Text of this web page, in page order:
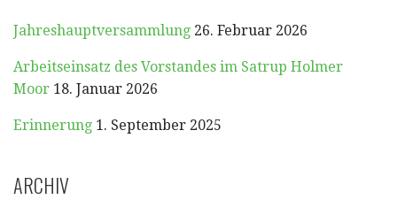
Jahreshauptversammlung 26. Februar 2026
Arbeitseinsatz des Vorstandes im Satrup Holmer
Moor 18. Januar 2026
Erinnerung 1. September 2025
ARCHIV